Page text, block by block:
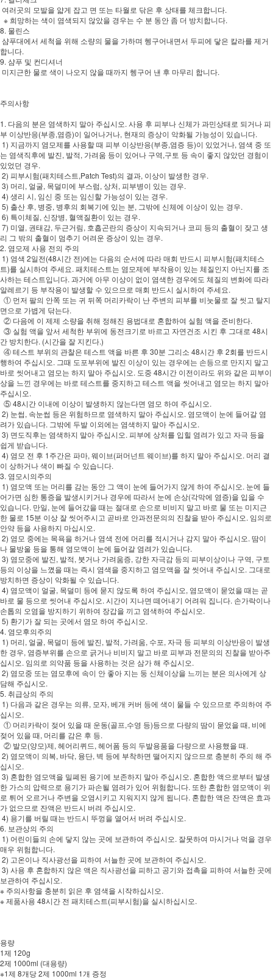
여러곳의 모발을 얇게 잡고 면 또는 타월로 닦은 후 상태를 체크합니다.
※ 희망하는 색이 염색되지 않았을 경우는 수 분 동안 좀 더 방치합니다.
8. 물린스
샴푸대에서 세척을 위해 소량의 물을 가하며 헹구어내면서 두피에 닿은 칼라를 제거
합니다.
9. 샴푸 및 컨디셔너
미지근한 물로 색이 나오지 않을 때까지 헹구어 낸 후 마무리 합니다.
주의사항
1. 다음의 분은 염색하지 말아 주십시오. 사용 후 피부나 신체가 과민상태로 되거나 피
부 이상반응(부종,염증)이 일어나거나, 현재의 증상이 악화될 가능성이 있습니다.
1) 지금까지 염모제를 사용할 때 피부 이상반응(부종,염증 등)이 있었거나, 염색 중 또
는 염색직후에 발진, 발적, 가려움 등이 있어나 구역,구토 등 속이 좋지 않았던 경험이
있었던 경우.
2) 피부시험(패치테스트,Patch Test)의 결과, 이상이 발생한 경우.
3) 머리, 얼굴, 목덜미에 부스럼, 상처, 피부병이 있는 경우.
4) 생리 시, 임신 중 또는 임신할 가능성이 있는 경우.
5) 출산 후, 병중, 병후의 회복기에 있는 분, 그밖에 신체에 이상이 있는 경우.
6) 특이체질, 신장병, 혈액질환이 있는 경우.
7) 미열, 권태감, 두근거림, 호흡곤란의 증상이 지속되거나 코피 등의 출혈이 잦고 생
리 그 밖의 출혈이 멈추기 어려운 증상이 있는 경우.
2. 염모제 사용 전의 주의
1) 염색 2일전(48시간 전)에는 다음의 순서에 따라 매회 반드시 피부시험(패치테스
트)를 실시하여 주세요. 패치테스트는 염모제에 부작용이 있는 체질인지 아닌지를 조
사하는 테스트입니다. 과거에 아무 이상이 없이 염색한 경우에도 체질의 변화에 따라
알레르기 등 부작용이 발생할 수 있으므로 매회 반드시 실시하여 주세요.
① 먼저 팔의 안쪽 또는 귀 뒤쪽 머리카락이 난 주변의 피부를 비눗물로 잘 씻고 탈지
면으로 가볍게 닦는다.
② 다음에 이 제제 소량을 취해 정해진 용법대로 혼합하여 실험 액을 준비한다.
③ 실험 액을 앞서 세척한 부위에 동전크기로 바르고 자연건조 시킨 후 그대로 48시
간 방치한다. (시간을 잘 지킨다.)
④ 테스트 부위의 관찰은 테스트 액을 바른 후 30분 그리소 48시간 후 2회를 반드시
행하여 주십시오. 그때 도포부위에 발진 이상이 있는 경우에는 손등으로 만지지 말고
바로 씻어내고 염모는 하지 말아 주십시오. 도중 48시간 이전이라도 위와 같은 피부이
상을 느낀 경우에는 바로 테스트를 중지하고 테스트 액을 씻어내고 염모는 하지 말아
주십시오.
⑤ 48시간 이내에 이상이 발생하지 않는다면 염모 하여 주십시오.
2) 눈썹, 속눈썹 등은 위험하므로 염색하지 말아 주십시오. 염모액이 눈에 들어갈 염
려가 있습니다. 그밖에 두발 이외에는 염색하지 말아 주십시오.
3) 면도직후는 염색하지 말아 주십시오. 피부에 상처를 입힐 염려가 있고 자극 등을
쉽게 받습니다.
4) 염모 전 후 1주간은 파마, 웨이브(퍼머넌트 웨이브)를 하지 말아 주십시오. 머리 결
이 상하거나 색이 빠질 수 있습니다.
3. 염모시의주의
1) 염모액 또는 머리를 감는 동안 그 액이 눈에 들어가지 않게 하여 주십시오. 눈에 들
어가면 심한 통증을 발생시키거나 경우에 따라서 눈에 손상(각막에 염증)을 입을 수
있습니다. 만일, 눈에 들어갔을 때는 절대로 손으로 비비지 말고 바로 물 또는 미지근
한 물로 15분 이상 잘 씻어주시고 곧바로 안과전문의의 진찰을 받아 주십시오. 임의로
안약 등을 사용하지 마십시오.
2) 염모 중에는 목욕을 하거나 염색 전에 머리를 적시거나 감지 말아 주십시오. 땀이
나 물방울 등을 통해 염모액이 눈에 들어갈 염려가 있습니다.
3) 염모중에 발진, 발적, 붓거나 가려움증, 강한 자극감 등의 피부이상이나 구역, 구토
등의 이상을 느꼈을 때는 즉시 염색을 중지하고 염모액을 잘 씻어내 주십시오. 그대로
방치하면 증상이 악화될 수 있습니다.
4) 염모액이 얼굴, 목덜미 등에 묻지 않도록 하여 주십시오, 염모액이 묻었을 때는 곧
바로 물 등으로 씻어내 주십시오. 시간이 지나면 떼어내기 어려워 집니다. 손가락이나
손톱의 오염을 방지하기 위하여 장갑을 끼고 염색하여 주십시오.
5) 환기가 잘 되는 곳에서 염모 하여 주십시오.
4. 염모후의주의
1) 머리, 얼굴, 목덜미 등에 발진, 발적, 가려움, 수포, 자극 등 피부의 이상반응이 발생
한 경우, 염증부위를 손으로 긁거나 비비지 말고 바로 피부과 전문의의 진찰을 받아주
십시오. 임의로 의약품 등을 사용하는 것은 삼가 해 주십시오.
2) 염모중 또는 염모후에 속이 안 좋아 지는 둥 신체이상을 느끼는 분은 의사에게 상
담해 주십시오.
5. 취급상의 주의
1) 다음과 같은 경우는 의류, 모자, 베개 커버 등에 색이 물들 수 있으므로 주의하여 주
십시오.
① 머리카락이 젖어 있을 때 운동(골프,수영 등)등으로 다량의 땀이 묻었을 때, 비에
젖어 있을 때, 머리를 감은 후 등.
② 발모(양모)제, 헤어리퀴드, 헤어폼 등의 두발용품을 다량으로 사용했을 때.
2) 염모액이 의복, 바닥, 융단, 벽 등에 부착하면 떨어지지 않으므로 충분히 주의 해 주
십시오.
3) 혼합한 염모액을 밀폐된 용기에 보존하지 말아 주십시오. 혼합한 액으로부터 발생
한 가스의 압력으로 용기가 파손될 염려가 있어 위험합니다. 또한 혼합한 염모액이 위
로 튀어 오르거나 주변을 오염시키고 지워지지 않게 됩니다. 혼합한 액은 잔액은 효과
가 없으므로 잔액은 반드시 버려 주십시오.
4) 용기를 버릴 때는 반드시 뚜껑을 열어서 버려 주십시오.
6. 보관상의 주의
1) 어린이들의 손에 닿지 않는 곳에 보관하여 주십시오. 잘못하여 마시거나 먹을 경우
매우 위험합니다.
2) 고온이나 직사광선을 피하여 서늘한 곳에 보관하여 주십시오.
3) 사용 후 혼합하지 않은 액은 직사광선을 피하고 공기와 접촉을 피하여 서늘한 곳에
보관하여 주십시오.
※ 주의사항을 충분히 읽은 후 염색을 시작하십시오.
※ 제품사용 48시간 전 패치테스트(피부시험)을 실시하십시오.
용량
1제 120g
2제 1000ml (대용량)
※1제 8개당 2제 1000ml 1개 증정